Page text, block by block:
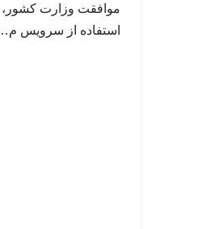
موافقت وزارت
استفاده از سرویس